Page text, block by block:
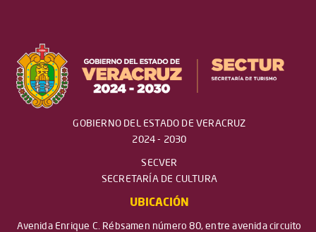
GOBIERNO DEL ESTADO DE VERACRUZ
2024 - 2030
SECVER
SECRETARÍA DE CULTURA
UBICACIÓN
Avenida Enrique C. Rébsamen número 80, entre avenida circuito